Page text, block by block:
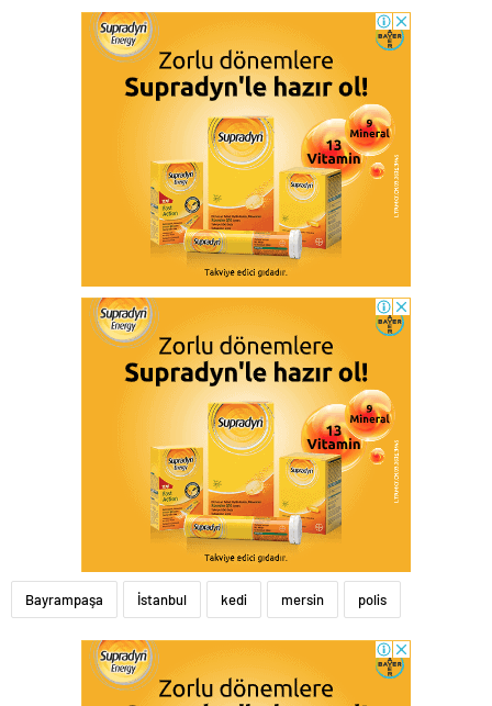
Bayrampaşa İstanbul kedi mersin polis